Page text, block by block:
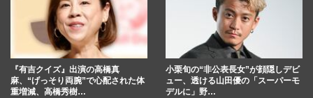
『有吉クイズ』出演の高橋真
麻、“げっそり両腕”で心配された体
重増減、高橋秀樹…
小栗旬の“非公表長女”が顔隠しデビ
ュー、透ける山田優の「スーパーモ
デルに」野…